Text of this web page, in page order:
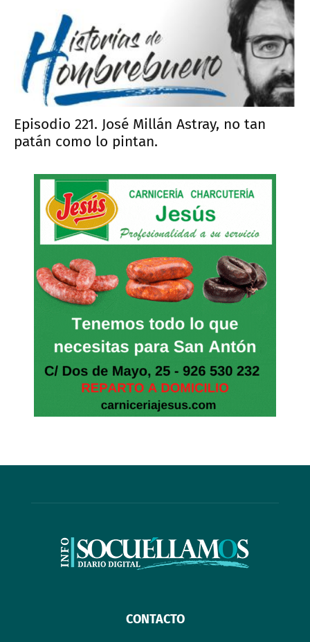
Episodio 221. José Millán Astray, no tan
patán como lo pintan.
CONTACTO